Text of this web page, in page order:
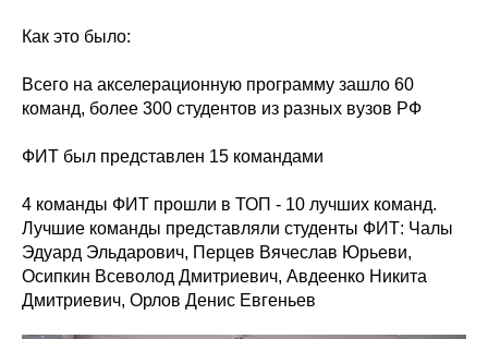
Как это было:
Всего на акселерационную программу зашло 60
команд, более 300 студентов из разных вузов РФ
ФИТ был представлен 15 командами
4 команды ФИТ прошли в ТОП - 10 лучших команд.
Лучшие команды представляли студенты ФИТ: Чалы
Эдуард Эльдарович, Перцев Вячеслав Юрьеви,
Осипкин Всеволод Дмитриевич, Авдеенко Никита
Дмитриевич, Орлов Денис Евгеньев